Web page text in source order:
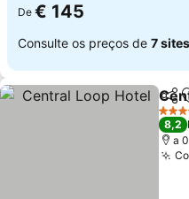
De € 145
Consulte os preços de 7 sites
4
8,2
a